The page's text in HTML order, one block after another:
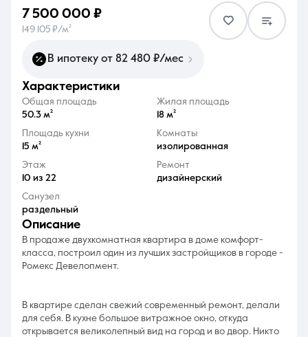
8 (861) 297-00-00
Ежедневно с 08:30 до 20:00
7 500 000 ₽
149 105 ₽/м²
В ипотеку от 82 480 ₽/мес
характеристики
Общая площадь
50.3 м²
Жилая площадь
18 м²
Площадь кухни
15 м²
Комнаты
изолированная
Этаж
10 из 22
Ремонт
дизайнерский
Санузел
раздельный
описание
В продаже двухкомнатная квартира в доме комфорт-
класса, построил один из лучших застройщиков в городе -
Ромекс Девелопмент.
В квартире сделан свежий современный ремонт, делали
для себя. В кухне большое витражное окно, откуда
открывается великолепный вид на город и во двор. Никто